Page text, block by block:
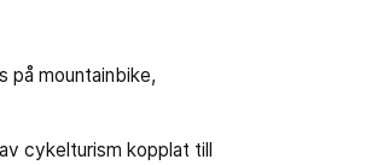
på mountainbike,
cykelturism kopplat till